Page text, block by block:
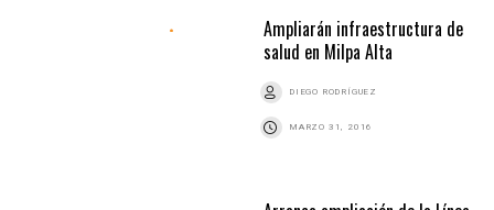
Ampliarán infraestructura de
salud en Milpa Alta
DIEGO RODRÍGUEZ
MARZO 31, 2016